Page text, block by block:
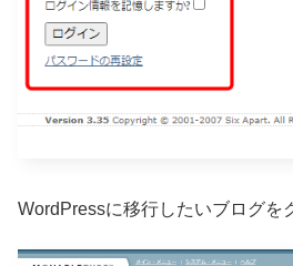
WordPressに移行したいブログを